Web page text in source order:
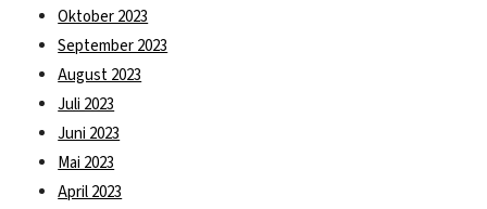
Oktober 2023
September 2023
August 2023
Juli 2023
Juni 2023
Mai 2023
April 2023